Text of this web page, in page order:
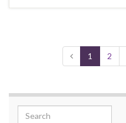
1 2
Search for: